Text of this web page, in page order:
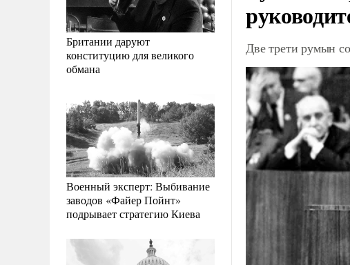
Британии даруют
конституцию для великого
обмана
Военный эксперт: Выбивание
заводов «Файер Пойнт»
подрывает стратегию Киева
Две трети румын